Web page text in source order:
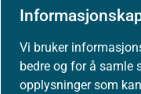
Vi bruker
bedre og for å samle
opplysninger som
Høringer
Presse